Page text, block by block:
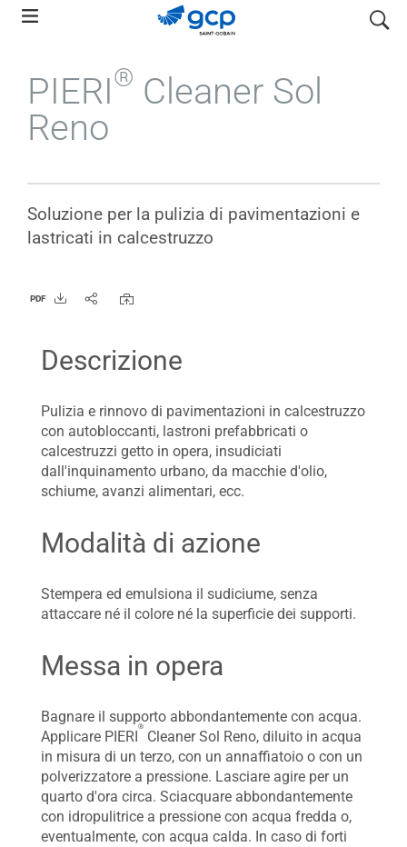
Skip
navigation
search
PIERI® Cleaner Sol
Reno
Soluzione per la pulizia di pavimentazioni e
lastricati in calcestruzzo
PDF
Descrizione
Pulizia e rinnovo di pavimentazioni in calcestruzzo
con autobloccanti, lastroni prefabbricati o
calcestruzzi getto in opera, insudiciati
dall'inquinamento urbano, da macchie d'olio,
schiume, avanzi alimentari, ecc.
Modalità di azione
Stempera ed emulsiona il sudiciume, senza
attaccare né il colore né la superficie dei supporti.
Messa in opera
Bagnare il supporto abbondantemente con acqua.
Applicare PIERI
®
Cleaner Sol Reno, diluito in acqua
in misura di un terzo, con un annaffiatoio o con un
polverizzatore a pressione. Lasciare agire per un
quarto d'ora circa. Sciacquare abbondantemente
con idropulitrice a pressione con acqua fredda o,
eventualmente, con acqua calda. In caso di forti